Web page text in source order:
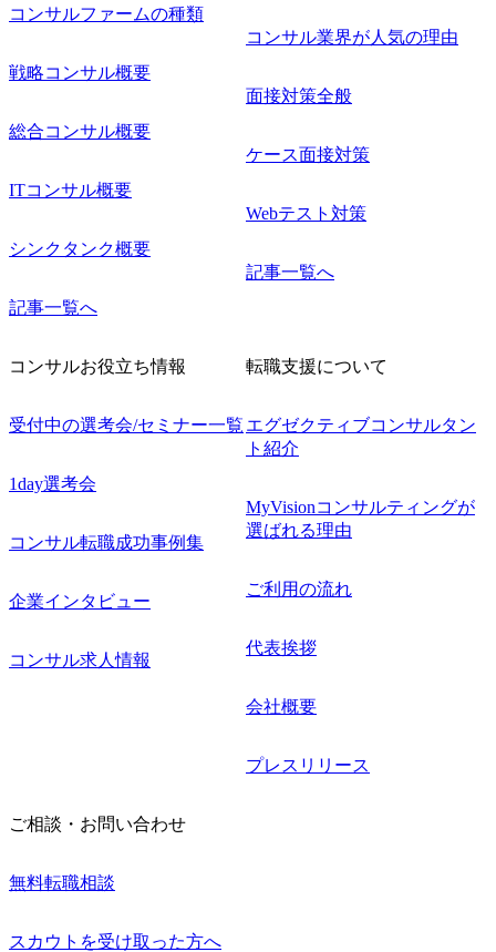
コンサルファームの種類
戦略コンサル概要
総合コンサル概要
ITコンサル概要
シンクタンク概要
記事一覧へ
コンサル業界が人気の理由
面接対策全般
ケース面接対策
Webテスト対策
記事一覧へ
コンサルお役立ち情報
受付中の選考会/セミナー一覧
1day選考会
コンサル転職成功事例集
企業インタビュー
コンサル求人情報
転職支援について
エグゼクティブコンサルタン
ト紹介
MyVisionコンサルティングが
選ばれる理由
ご利用の流れ
代表挨拶
会社概要
プレスリリース
ご相談・お問い合わせ
無料転職相談
スカウトを受け取った方へ